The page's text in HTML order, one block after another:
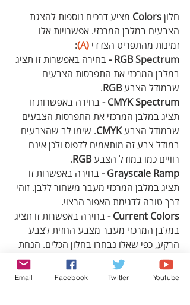
חלון Colors מציע דרכים נוספות להצגת
הצבעים במלבן המרכזי. אפשרויות אלו
זמינות מהתפריט הצדדי (A)
:
RGB Spectrum -
בחירה באפשרות זו תציג
במלבן המרכזי את התפרסות הצבעים
שבמודל הצבע RGB
.
CMYK Spectrum -
בחירה באפשרות זו
תציג במלבן המרכזי את התפרסות הצבעים
שבמודל הצבע CMYK. שימו לב שהצבעים
במודל צבע זה מותאמים לדפוס ולכן אינם
רוויים כמו במודל הצבע RGB
.
Grayscale Ramp -
בחירה באפשרות זו
תציג במלבן המרכזי מעבר משחור ללבן. זוהי
דרך טובה לדגימת האפור הרצוי.
Current Colors -
בחירה באפשרות זו תציג
במלבן המרכזי מעבר מצבע החזית לצבע
הרקע, כפי שאלו נבחרו בחלון הכלים. הנחת
סמן העכבר בגבולות המלבן תחליף את סמן
העכבר בדוגם צבע שתאפשר לדגום צבע.Email Facebook Twitter Youtube